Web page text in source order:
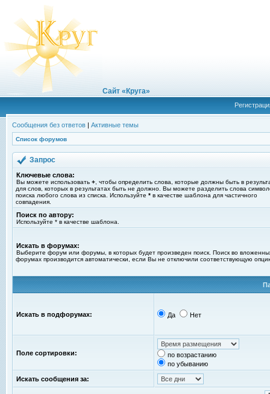
Сайт «Круга»
Сообщения без ответов | Активные темы
Список форумов
Запрос
Ключевые слова:
Вы можете использовать + , чтобы определить слова, которые должны быть в
для слов, которых в результатах быть не должно. Вы можете разделить слова
поиска любого слова из списка. Используйте * в качестве шаблона для частичного
совпадения.
Поиск по автору:
Используйте * в качестве шаблона.
Искать в форумах:
Выберите форум или форумы, в которых будет произведен поиск. Поиск во
форумах производится автоматически, если Вы не отключили соответствующую
Искать в подфорумах: Да Нет
Поле сортировки:
по возрастанию
по убыванию
Искать сообщения за: